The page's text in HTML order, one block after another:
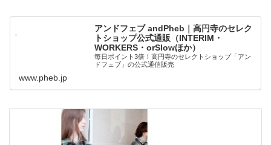
アンドフェブ andPheb｜高円寺のセレク
トショップ公式通販（INTERIM・
WORKERS・orSlowほか）
毎日ポイント3倍！高円寺のセレクトショップ「アン
ドフェブ」の公式通信販売
www.pheb.jp